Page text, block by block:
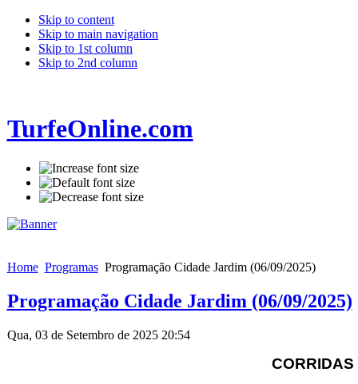
Skip to content
Skip to main navigation
Skip to 1st column
Skip to 2nd column
TurfeOnline.com
Home Programas Programação Cidade Jardim (06/09/2025)
Programação Cidade Jardim (06/09/2025)
Qua, 03 de Setembro de 2025 20:54